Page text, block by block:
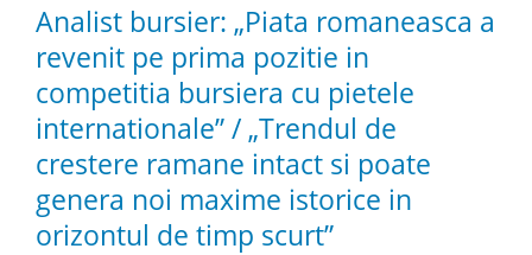
Analist bursier: „Piata romaneasca a
revenit pe prima pozitie in
competitia bursiera cu pietele
internationale” / „Trendul de
crestere ramane intact si poate
genera noi maxime istorice in
orizontul de timp scurt”